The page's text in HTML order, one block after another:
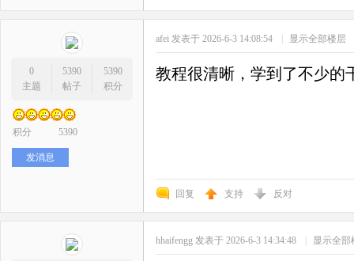
0
主题
5390
帖子
5390
积分
积分 5390
发消息
afei 发表于 2026-6-3 14:08:54 | 显示全部楼层
教程很清晰，学到了不少的
回复 支持 反对
hhaifengg 发表于 2026-6-3 14:34:48 | 显示全部